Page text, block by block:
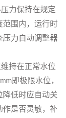
力保持在规定
范围内，运行时
压力自动调整器
持在正常水位
即极限水位，
降低时应自动关
作是否灵敏，补